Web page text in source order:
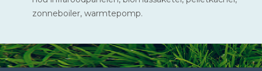
zonneboiler, warmtepomp.